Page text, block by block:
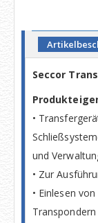
Seccor
•
und
• Zur
• Einlesen